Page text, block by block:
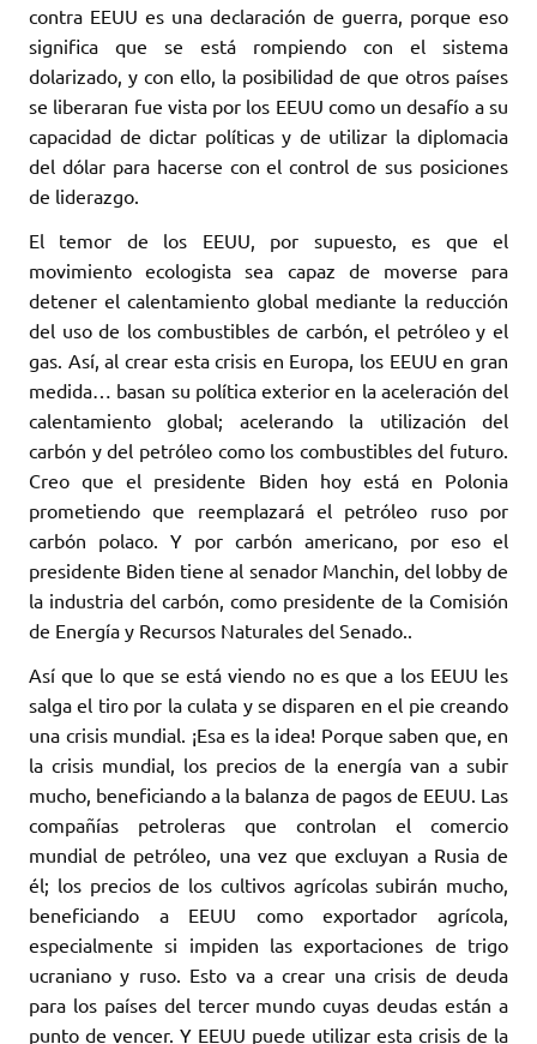
contra EEUU es una declaración de guerra, porque eso
significa que se está rompiendo con el sistema
dolarizado, y con ello, la posibilidad de que otros países
se liberaran fue vista por los EEUU como un desafío a su
capacidad de dictar políticas y de utilizar la diplomacia
del dólar para hacerse con el control de sus posiciones
de liderazgo.
El temor de los EEUU, por supuesto, es que el
movimiento ecologista sea capaz de moverse para
detener el calentamiento global mediante la reducción
del uso de los combustibles de carbón, el petróleo y el
gas. Así, al crear esta crisis en Europa, los EEUU en gran
medida… basan su política exterior en la aceleración del
calentamiento global; acelerando la utilización del
carbón y del petróleo como los combustibles del futuro.
Creo que el presidente Biden hoy está en Polonia
prometiendo que reemplazará el petróleo ruso por
carbón polaco. Y por carbón americano, por eso el
presidente Biden tiene al senador Manchin, del lobby de
la industria del carbón, como presidente de la Comisión
de Energía y Recursos Naturales del Senado..
Así que lo que se está viendo no es que a los EEUU les
salga el tiro por la culata y se disparen en el pie creando
una crisis mundial. ¡Esa es la idea! Porque saben que, en
la crisis mundial, los precios de la energía van a subir
mucho, beneficiando a la balanza de pagos de EEUU. Las
compañías petroleras que controlan el comercio
mundial de petróleo, una vez que excluyan a Rusia de
él; los precios de los cultivos agrícolas subirán mucho,
beneficiando a EEUU como exportador agrícola,
especialmente si impiden las exportaciones de trigo
ucraniano y ruso. Esto va a crear una crisis de deuda
para los países del tercer mundo cuyas deudas están a
punto de vencer. Y EEUU puede utilizar esta crisis de la